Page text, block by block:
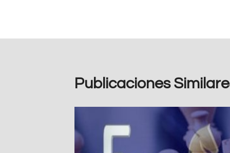
Publicaciones